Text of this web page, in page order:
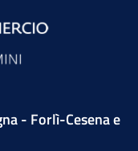
- Forlì-Cesena e